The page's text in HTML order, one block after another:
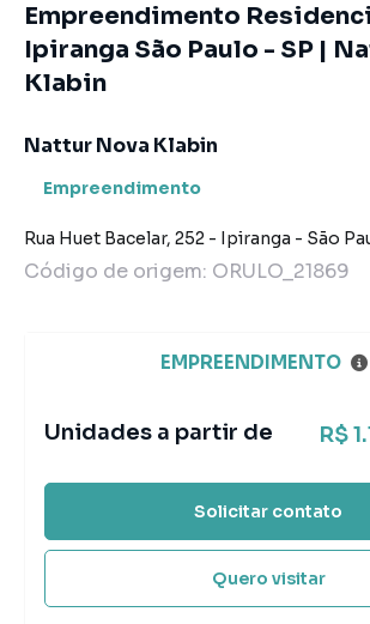
Empreendimento
Ipiranga São Paulo - SP |
Klabin
Nattur Nova Klabin
Empreendimento
Rua Huet Bacelar, 252 - Ipiranga - São
Código de origem: ORULO_21869
EMPREENDIMENTO
Unidades a partir de R$
Solicitar contato
Quero visitar